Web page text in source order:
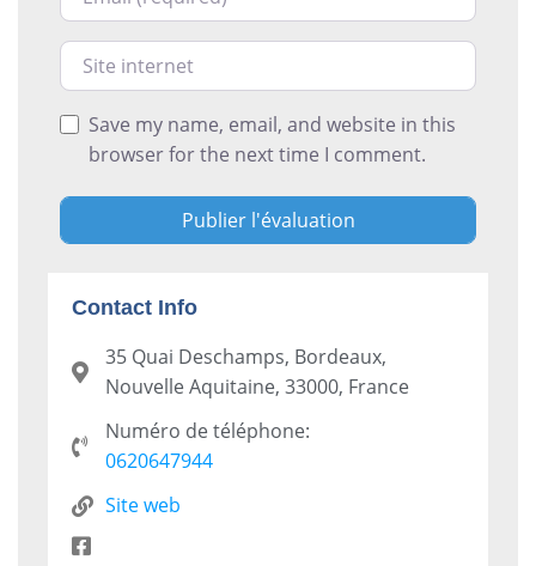
Site internet
Save my name, email, and website in this
browser for the next time I comment.
Contact Info
35 Quai Deschamps, Bordeaux,
Nouvelle Aquitaine, 33000, France
Numéro de téléphone:
0620647944
Site web